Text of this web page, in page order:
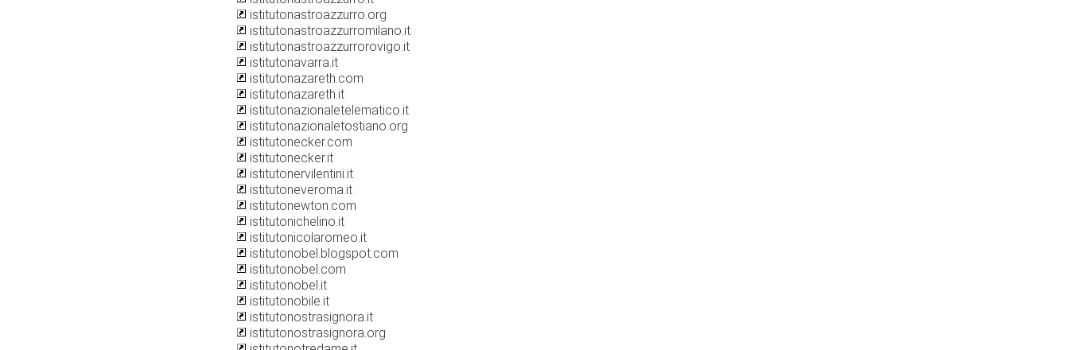
istitutonastroazzurro.org
istitutonastroazzurromilano.it
istitutonastroazzurrorovigo.it
istitutonavarra.it
istitutonazareth.com
istitutonazareth.it
istitutonazionaletelematico.it
istitutonazionaletostiano.org
istitutonecker.com
istitutonecker.it
istitutonervilentini.it
istitutoneveroma.it
istitutonewton.com
istitutonichelino.it
istitutonicolaromeo.it
istitutonobel.blogspot.com
istitutonobel.com
istitutonobel.it
istitutonobile.it
istitutonostrasignora.it
istitutonostrasignora.org